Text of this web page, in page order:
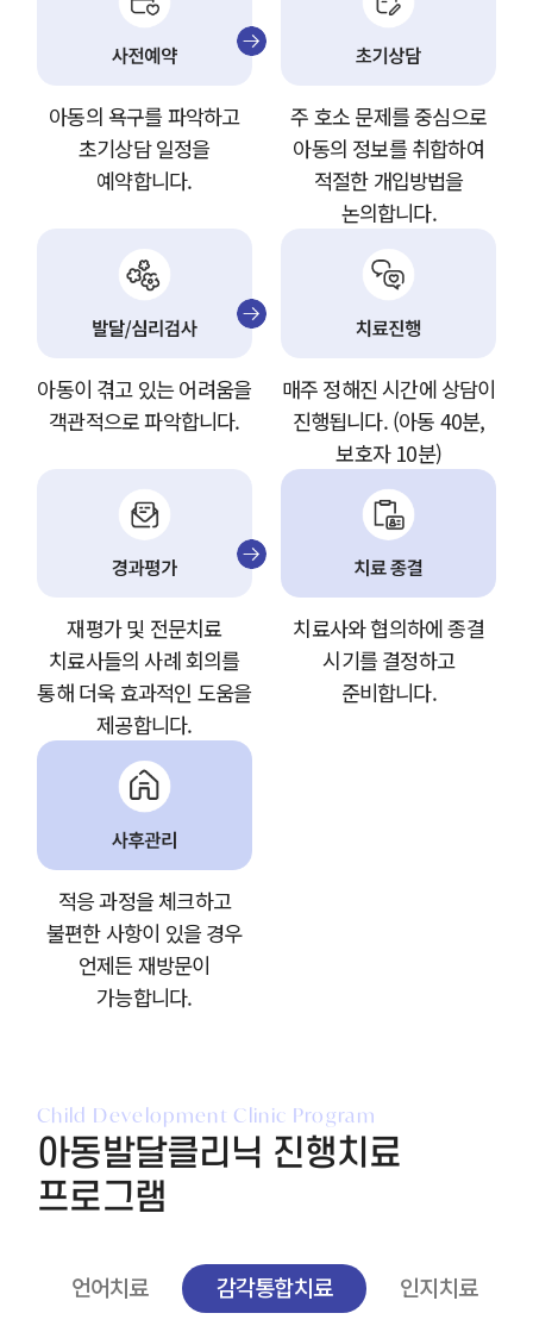
아동의 욕구를 파악하고
초기상담 일정을
예약합니다.
주 호소 문제를 중심으로
아동의 정보를 취합하여
적절한 개입방법을
논의합니다.
아동이 겪고 있는 어려움을
객관적으로 파악합니다.
매주 정해진 시간에 상담이
진행됩니다. (아동 40분,
보호자 10분)
재평가 및 전문치료
치료사들의 사례 회의를
통해 더욱 효과적인 도움을
제공합니다.
치료사와 협의하에 종결
시기를 결정하고
준비합니다.
적응 과정을 체크하고
불편한 사항이 있을 경우
언제든 재방문이
가능합니다.
Child Development Clinic Program
아동발달클리닉 진행치료
프로그램
언어치료 감각통합치료 인지치료